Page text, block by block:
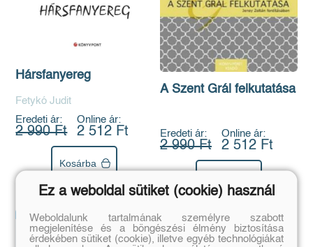
Hársfanyereg
Fetykó Judit
Eredeti ár:
2 990 Ft
Online ár:
2 512 Ft
Kosárba
A Szent Grál felkutatása
Eredeti ár:
2 990 Ft
Online ár:
2 512 Ft
Ez a weboldal sütiket (cookie) használ
Weboldalunk tartalmának személyre szabott
megjelenítése és a böngészési élmény biztosítása
érdekében sütiket (cookie), illetve egyéb technológiákat